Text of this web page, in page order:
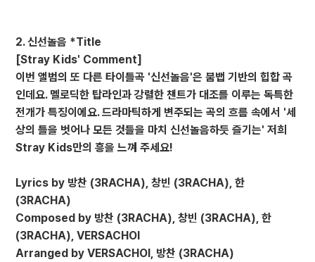
2. 신선놀음 *Title
[Stray Kids' Comment]
이번 앨범의 또 다른 타이틀곡 '신선놀음'은 붐뱁 기반의 힙합 곡
인데요. 멜로딕한 탑라인과 강렬한 챈트가 대조를 이루는 독특한
전개가 특징이에요. 드라마틱하게 변주되는 곡의 흐름 속에서 '세
상의 틀을 벗어나 모든 것들을 마치 신선놀음하듯 즐기는' 저희
Stray Kids만의 흥을 느껴 주세요!
Lyrics by 방찬 (3RACHA), 창빈 (3RACHA), 한
(3RACHA)
Composed by 방찬 (3RACHA), 창빈 (3RACHA), 한
(3RACHA), VERSACHOI
Arranged by VERSACHOI, 방찬 (3RACHA)